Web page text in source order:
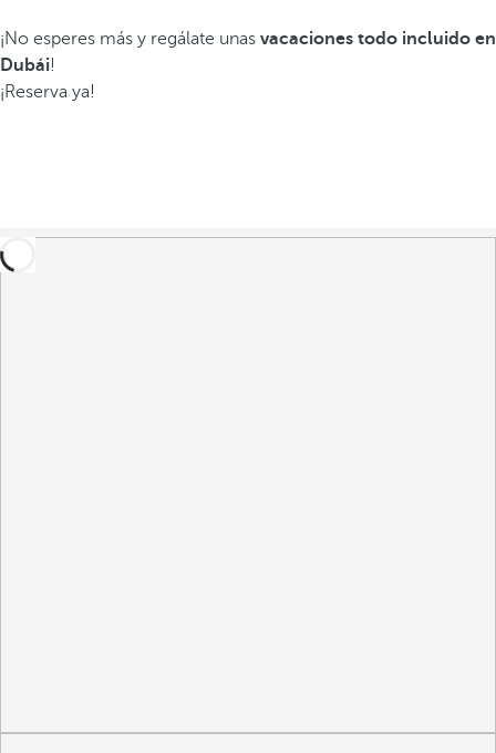
¡No esperes más y regálate unas vacaciones todo incluido en
Dubái!
¡Reserva ya!